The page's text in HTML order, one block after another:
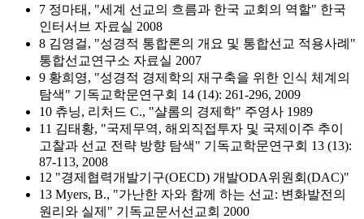
7 정마태, "세계 선교의 흐름과 한국 교회의 역할" 한국
인터서브 자료실 2008
8 김영걸, "성경적 통합론의 개요 및 통합선교 적용사례"
통합선교연구소 자료실 2007
9 황희영, "성경적 경제학의 재구축을 위한 인식 체계의
탐색" 기독교학문연구회 14 (14): 261-296, 2009
10 츄닝, 리처드 C., "샬롬의 경제학" 주영사 1989
11 김태황, "국제무역, 해외직접투자 및 국제이주 추이
고찰과 선교 전략 방향 탐색" 기독교학문연구회 13 (13):
87-113, 2008
12 "경제협력개발기구(OECD) 개발ODA위원회(DAC)"
13 Myers, B., "가난한 자와 함께 하는 선교: 변화발전의
원리와 실제" 기독교문서선교회 2000